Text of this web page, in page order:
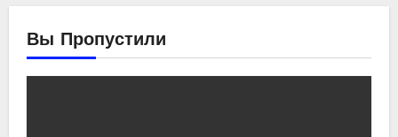
Вы Пропустили